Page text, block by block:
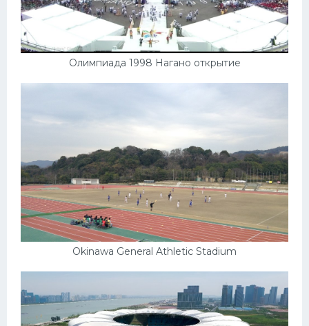
Олимпиада 1998 Нагано открытие
Okinawa General Athletic Stadium